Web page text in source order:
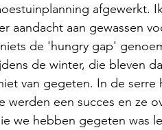
afgewerkt.
aandacht aan gewassen
de 'hungry gap'
de winter, die bleven
van gegeten. In de serre
werden een succes en ze
we hebben gegeten was